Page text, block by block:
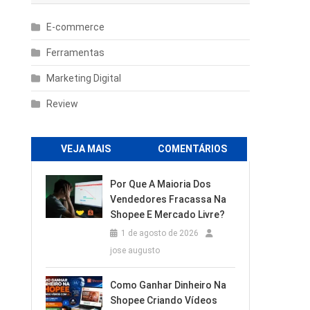
E-commerce
Ferramentas
Marketing Digital
Review
VEJA MAIS COMENTÁRIOS
Por Que A Maioria Dos
Vendedores Fracassa Na
Shopee E Mercado Livre?
1 de agosto de 2026
jose augusto
Como Ganhar Dinheiro Na
Shopee Criando Vídeos